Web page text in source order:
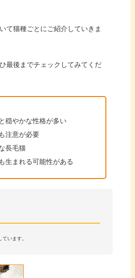
て猫種ごとにご紹介していきま
最後までチェックしてみてくだ
穏やかな性格が多い
注意が必要
長毛猫
生まれる可能性がある
います。